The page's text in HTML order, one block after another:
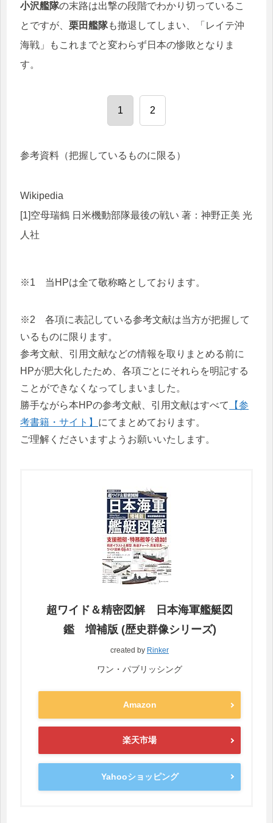
小沢艦隊の末路は出撃の段階でわかり切っているこ
とですが、 栗田艦隊も撤退してしまい、「レイテ沖
海戦」もこれまでと変わらず日本の惨敗となりま
す。
1 2
参考資料（把握しているものに限る）
Wikipedia
[1]空母瑞鶴 日米機動部隊最後の戦い 著：神野正美 光
人社
※1 当HPは全て敬称略としております。
※2 各項に表記している参考文献は当方が把握して
いるものに限ります。
参考文献、引用文献などの情報を取りまとめる前に
HPが肥大化したため、各項ごとにそれらを明記する
ことができなくなってしまいました。
勝手ながら本HPの参考文献、引用文献はすべて
【参
考書籍・サイト】 にてまとめております。
ご理解くださいますようお願いいたします。
超ワイド＆精密図解 日本海軍艦艇図
鑑 増補版 (歴史群像シリーズ)
created by Rinker
ワン・パブリッシング
Amazon
楽天市場
Yahooショッピング